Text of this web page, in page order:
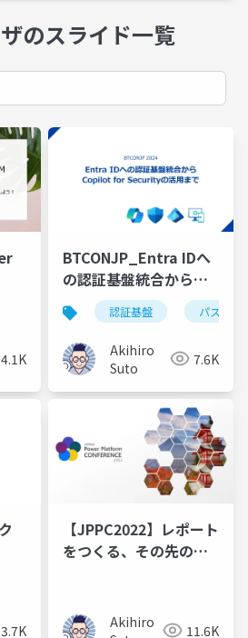
のスライド一覧
4.1K
BTCONJP_Entra IDへ
の認証基盤統合から
Copilot for Security
の活用まで
認証基盤 パスワー
Akihiro
Suto
7.6K
3.7K
【JPPC2022】レポート
をつくる、その先の運
洋
Akihiro
11.6K